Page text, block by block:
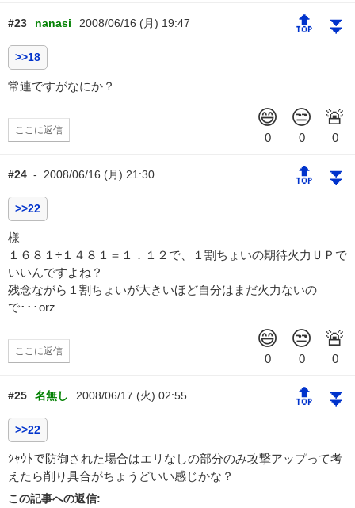
#23 nanasi 2008/06/16 (月) 19:47 🔝 ⏬
>>18
常連ですがなにか？
ここに返信
#24 - 2008/06/16 (月) 21:30 🔝 ⏬
>>22
様
１６８１÷１４８１＝１．１２で、１割ちょいの期待火力ＵＰで
いいんですよね？
残念ながら１割ちょいが大きいほど自分はまだ火力ないの
で･･･orz
ここに返信
#25 名無し 2008/06/17 (火) 02:55 🔝 ⏬
>>22
ｼｬｳﾄで防御された場合はエリなしの部分のみ攻撃アップって考
えたら削り具合がちょうどいい感じかな？
この記事への返信: